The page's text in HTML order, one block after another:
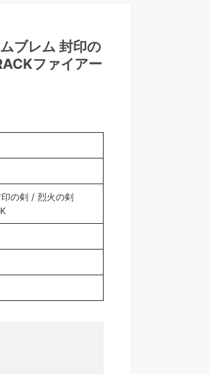
ブレム 封印の
ファイアー
の剣 / 烈火の剣